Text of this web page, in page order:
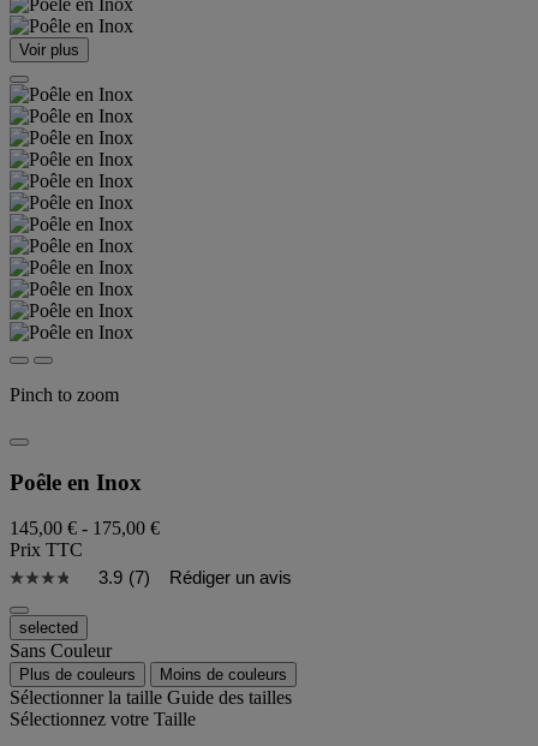
Voir plus
Pinch to zoom
Poêle en Inox
145,00 € - 175,00 €
Prix TTC
3.9 (7) Rédiger un avis
selected
Sans Couleur
Plus de couleurs Moins de couleurs
Sélectionner la taille Guide des tailles
Sélectionnez votre Taille